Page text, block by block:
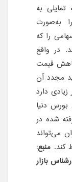
به
به‌صورت
را که
در واقع
کاهش قیمت
مجدد آن
دارد
بورس دنیا
شده در
می‌تواند
کند. منبع:
بازار